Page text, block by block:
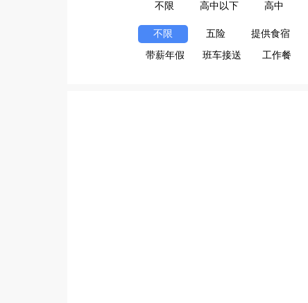
不限 高中以下 高中
不限 五险 提供食宿
带薪年假 班车接送 工作餐